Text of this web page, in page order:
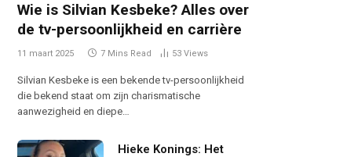
Wie is Silvian Kesbeke? Alles over
de tv-persoonlijkheid en carrière
11 maart 2025 7 Mins Read 53 Views
Silvian Kesbeke is een bekende tv-persoonlijkheid
die bekend staat om zijn charismatische
aanwezigheid en diepe…
Hieke Konings: Het